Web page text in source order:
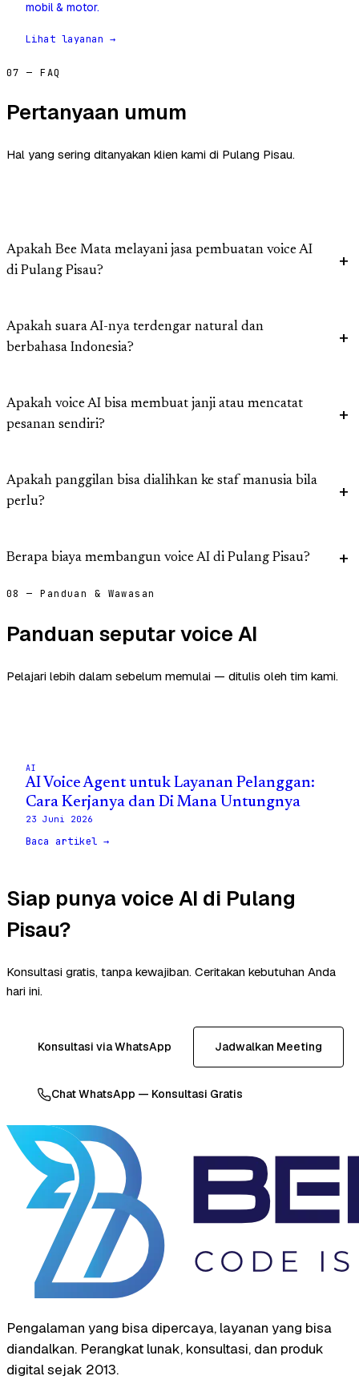
mobil & motor.
Lihat layanan →
07 — FAQ
Pertanyaan umum
Hal yang sering ditanyakan klien kami di Pulang Pisau.
Apakah Bee Mata melayani jasa pembuatan voice AI
di Pulang Pisau?
Apakah suara AI-nya terdengar natural dan
berbahasa Indonesia?
Apakah voice AI bisa membuat janji atau mencatat
pesanan sendiri?
Apakah panggilan bisa dialihkan ke staf manusia bila
perlu?
Berapa biaya membangun voice AI di Pulang Pisau?
08 — Panduan & Wawasan
Panduan seputar voice AI
Pelajari lebih dalam sebelum memulai — ditulis oleh tim kami.
AI
AI Voice Agent untuk Layanan Pelanggan:
Cara Kerjanya dan Di Mana Untungnya
23 Juni 2026
Baca artikel →
Siap punya voice AI di Pulang
Pisau?
Konsultasi gratis, tanpa kewajiban. Ceritakan kebutuhan Anda
hari ini.
Konsultasi via WhatsApp Jadwalkan Meeting
Chat WhatsApp — Konsultasi Gratis
Pengalaman yang bisa dipercaya, layanan yang bisa
diandalkan. Perangkat lunak, konsultasi, dan produk
digital sejak 2013.